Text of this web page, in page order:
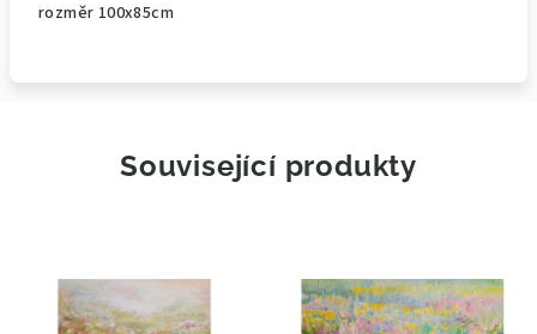
rozměr 100x85cm
Související produkty